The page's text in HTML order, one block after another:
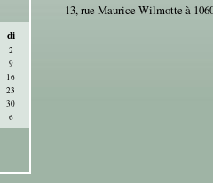
di
2
9
16
23
30
6
13, rue Maurice Wilmotte à